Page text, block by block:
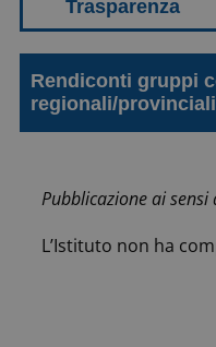
Rendiconti gruppi
regionali/provinciali
Pubblicazione ai sensi
L’Istituto non ha